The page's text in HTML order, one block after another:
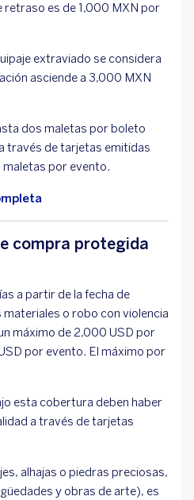
retraso es de 1,000 MXN por
extraviado se considera
asciende a 3,000 MXN
dos maletas por boleto
través de tarjetas emitidas
por evento.
compra protegida
a partir de la fecha de
o robo con violencia
máximo de 2,000 USD por
por evento. El máximo por
esta cobertura deben haber
a través de tarjetas
alhajas o piedras preciosas,
y obras de arte), es